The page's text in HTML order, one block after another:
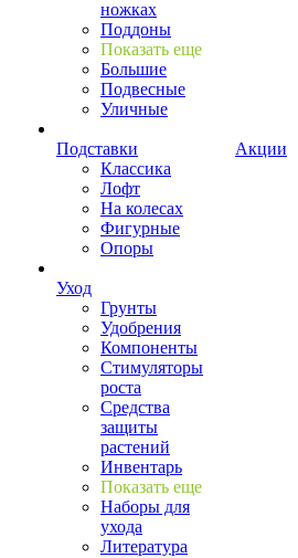
ножках
Поддоны
Показать еще
Большие
Подвесные
Уличные
Подставки
Классика
Лофт
На колесах
Фигурные
Опоры
Уход
Грунты
Удобрения
Компоненты
Стимуляторы
роста
Средства
защиты
растений
Инвентарь
Показать еще
Наборы для
ухода
Литература
Акции